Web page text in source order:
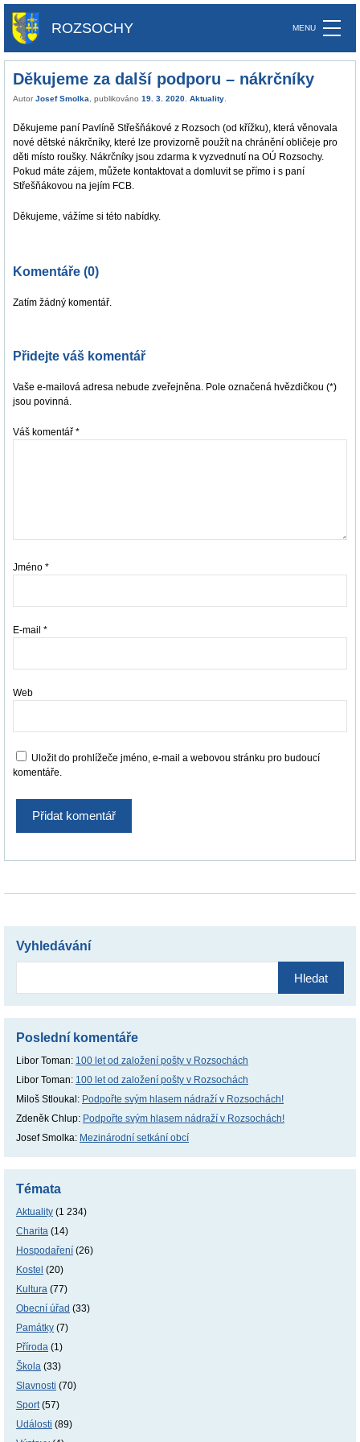
ROZSOCHY
Děkujeme za další podporu – nákrčníky
Autor Josef Smolka , publikováno 19. 3. 2020 Aktuality
Děkujeme paní Pavlíně Střešňákové z Rozsoch (od křížku), která věnovala
nové dětské nákrčníky, které lze provizorně použít na chránění obličeje pro
děti místo roušky. Nákrčníky jsou zdarma k vyzvednutí na OÚ Rozsochy.
Pokud máte zájem, můžete kontaktovat a domluvit se přímo i s paní
Střešňákovou na jejím FCB.
Děkujeme, vážíme si této nabídky.
Komentáře (0)
Zatím žádný komentář.
Přidejte váš komentář
Vaše e-mailová adresa nebude zveřejněna. Pole označená hvězdičkou (*)
jsou povinná.
Váš komentář *
Jméno *
E-mail *
Web
Uložit do prohlížeče jméno, e-mail a webovou stránku pro budoucí
komentáře.
Vyhledávání
Poslední komentáře
Libor Toman: 100 let od založení pošty v Rozsochách
Libor Toman: 100 let od založení pošty v Rozsochách
Miloš Stloukal : Podpořte svým hlasem nádraží v Rozsochách!
Zdeněk Chlup: Podpořte svým hlasem nádraží v Rozsochách!
Josef Smolka: Mezinárodní setkání obcí
Témata
Aktuality (1 234)
Charita (14)
Hospodaření (26)
Kostel (20)
Kultura (77)
Obecní úřad (33)
Památky (7)
Příroda (1)
Škola (33)
Slavnosti (70)
Sport(57)
Události (89)